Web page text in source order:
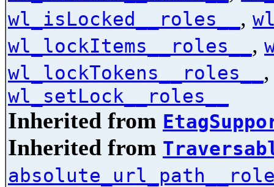
wl_isLocked__roles__ ,
wl_lockItems__roles__ ,
wl_lockTokens__roles__
wl_setLock__roles__
Inherited from
Inherited from